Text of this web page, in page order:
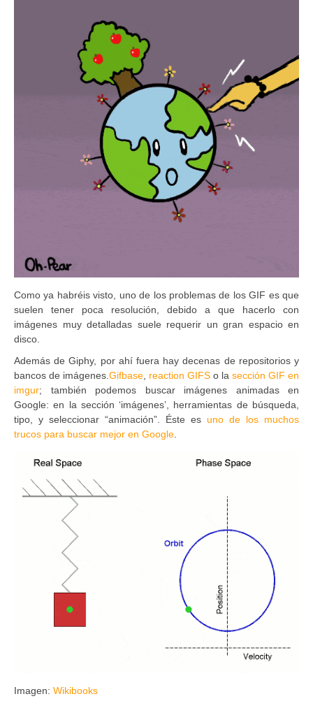
Como ya habréis visto, uno de los problemas de los GIF es que
suelen tener poca resolución, debido a que hacerlo con
imágenes muy detalladas suele requerir un gran espacio en
disco.
Además de Giphy, por ahí fuera hay decenas de repositorios y
bancos de imágenes.Gifbase, reaction GIFS o la sección GIF en
imgur; también podemos buscar imágenes animadas en
Google: en la sección ‘imágenes’, herramientas de búsqueda,
tipo, y seleccionar “animación”. Éste es uno de los muchos
trucos para buscar mejor en Google.
Imagen: Wikibooks